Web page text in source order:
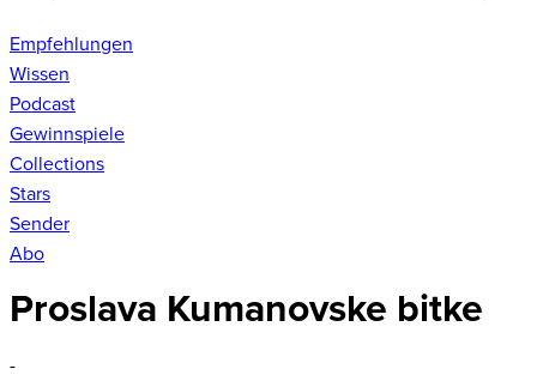
Empfehlungen
Wissen
Podcast
Gewinnspiele
Collections
Stars
Sender
Abo
Proslava Kumanovske bitke
-